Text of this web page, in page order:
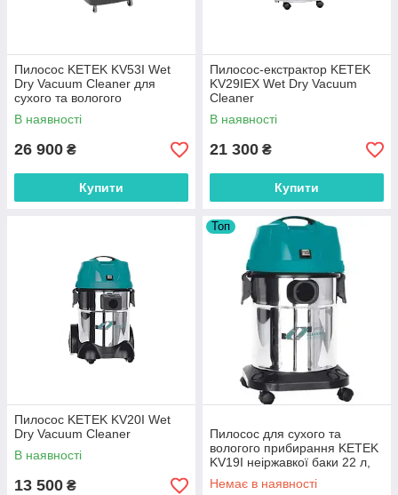
Пилосос KETEK KV53I Wet
Dry Vacuum Cleaner для
сухого та вологого
прибирання з трьома
турбінами
В наявності
26 900 ₴
Купити
Пилосос-екстрактор KETEK
KV29IEX Wet Dry Vacuum
Cleaner
В наявності
21 300 ₴
Купити
Пилосос KETEK KV20I Wet
Dry Vacuum Cleaner
В наявності
13 500 ₴
Топ
Пилосос для сухого та
вологого прибирання KETEK
KV19I неіржавкої баки 22 л,
1-турбінний
Немає в наявності